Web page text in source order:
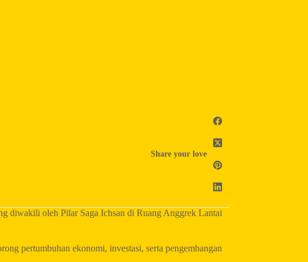
Share your love
diwakili oleh Pilar Saga Ichsan di Ruang Anggrek Lantai
pertumbuhan ekonomi, investasi, serta pengembangan